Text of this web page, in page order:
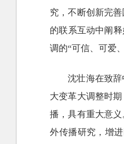
究，不断创新完
的联系互动中阐
调的“可信、可爱
沈壮海在致
大变革大调整时
播，具有重大意
外传播研究，增